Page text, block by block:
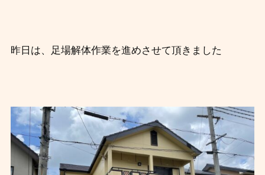
昨日は、足場解体作業を進めさせて頂きました